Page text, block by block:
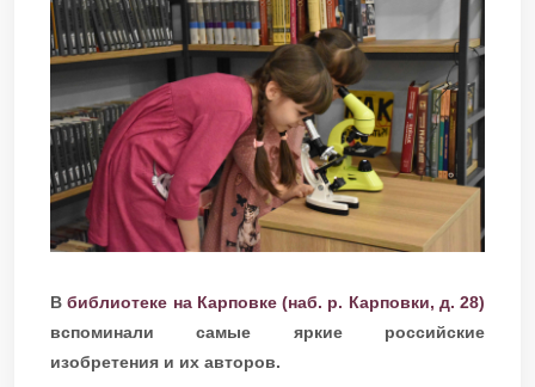
Вбиблиотеке на Карповке (наб. р. Карповки, д. 28)
вспоминали самые яркие российские
изобретения и их авторов.